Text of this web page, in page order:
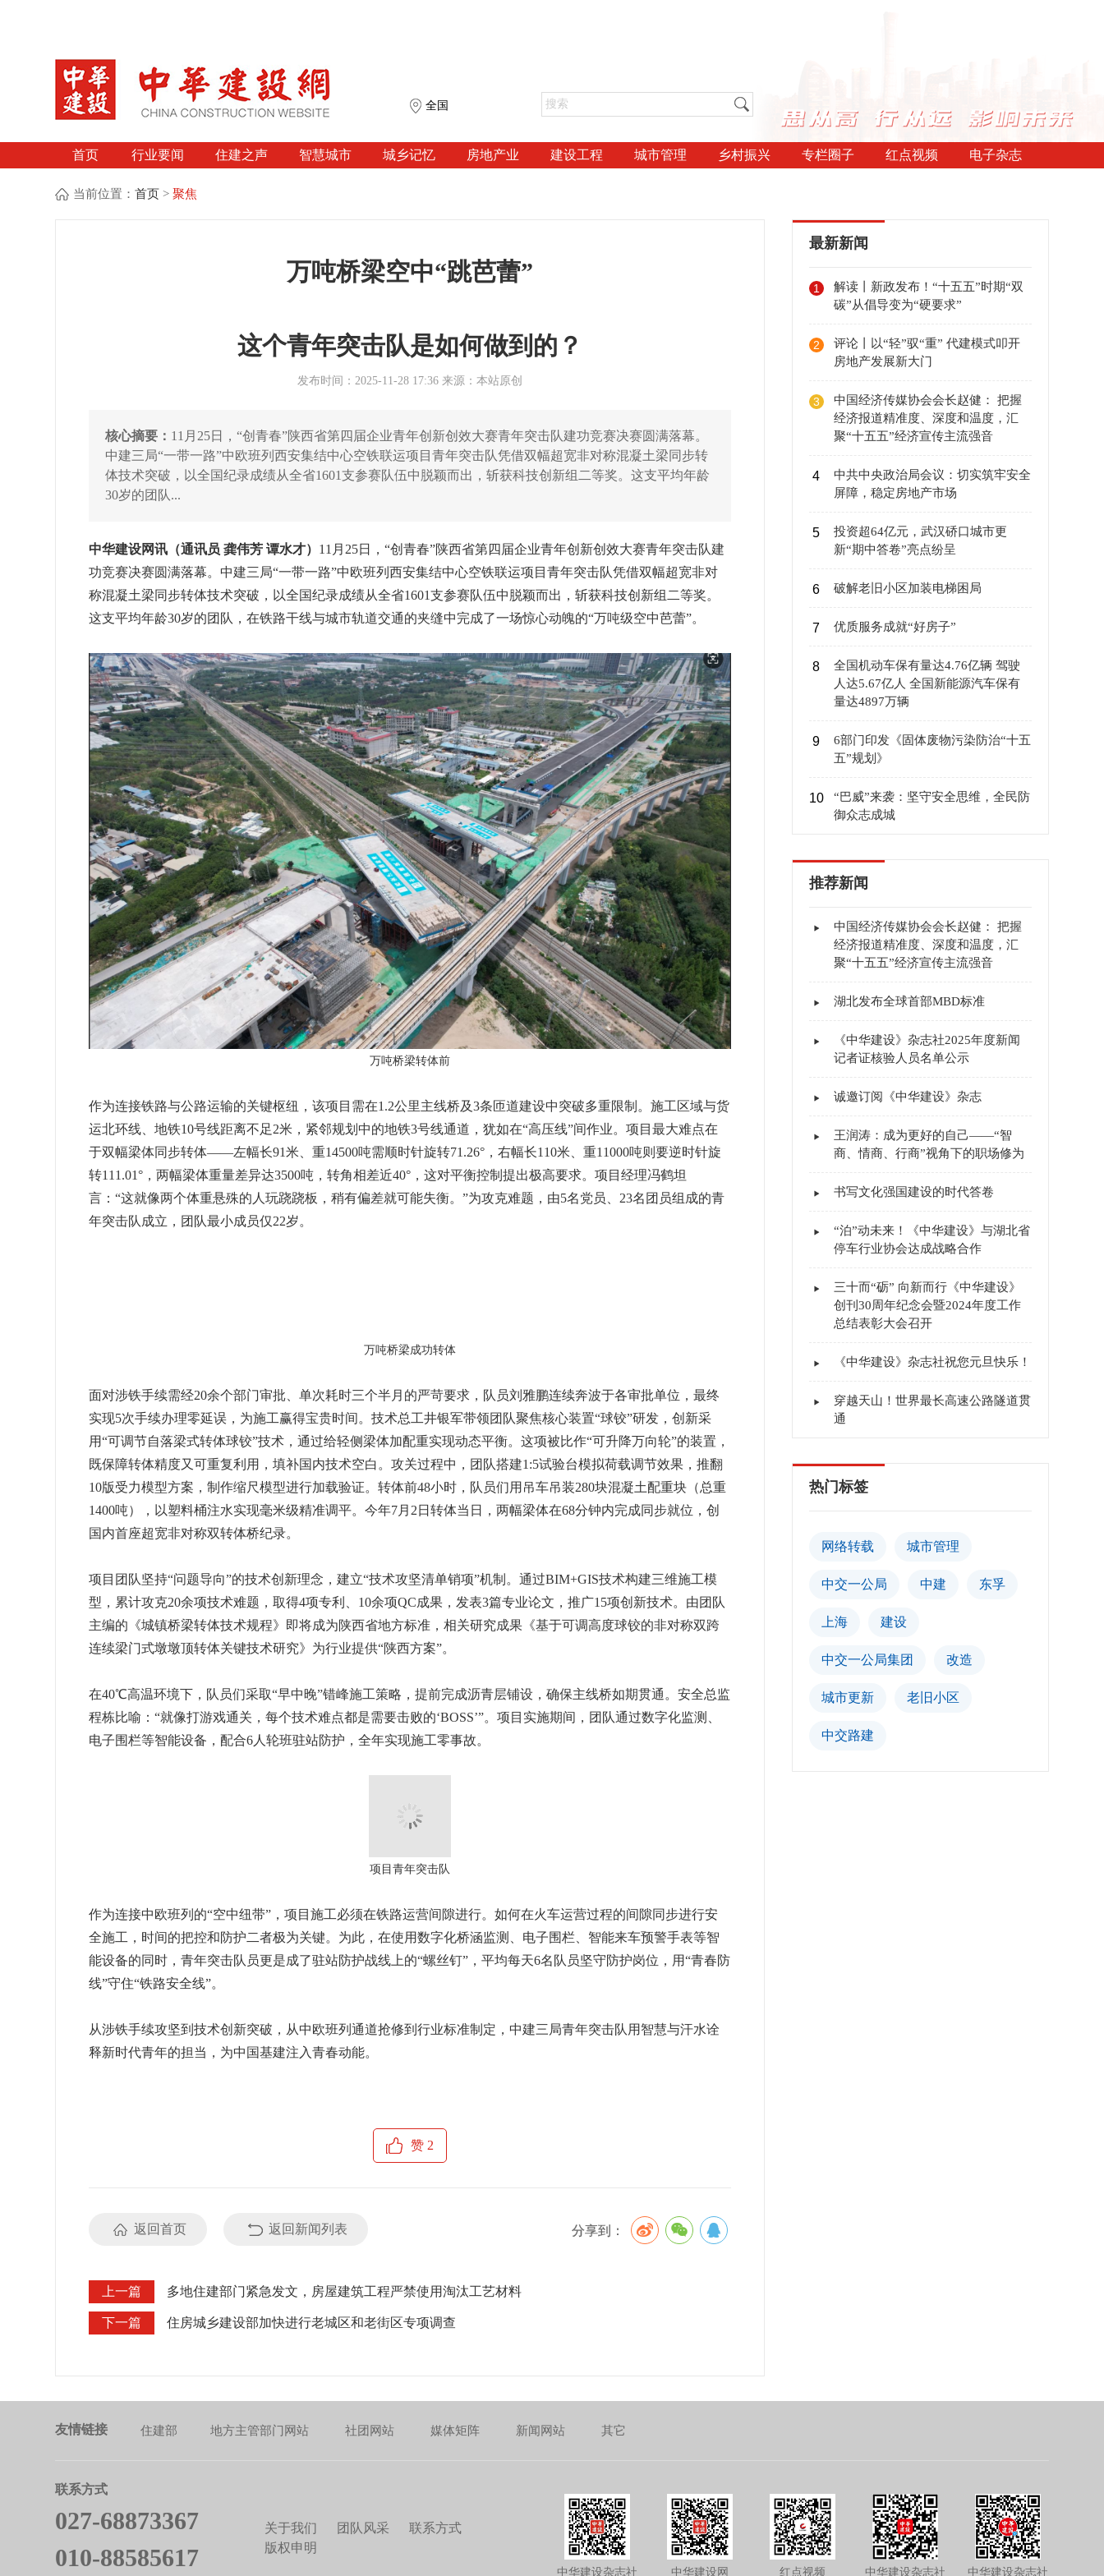
全国
首页 行业要闻 住建之声 智慧城市 城乡记忆 房地产业 建设工程 城市管理 乡村振兴 专栏圈子 红点视频 电子杂志
当前位置：首页 >聚焦
万吨桥梁空中“跳芭蕾”
这个青年突击队是如何做到的？
发布时间：2025-11-28 17:36 来源：本站原创
核心摘要： 11月25日，“创青春”陕西省第四届企业青年创新创效大赛青年突击队建功竞赛决赛圆满落幕。
中建三局“一带一路”中欧班列西安集结中心空铁联运项目青年突击队凭借双幅超宽非对称混凝土梁同步转
体技术突破，以全国纪录成绩从全省1601支参赛队伍中脱颖而出，斩获科技创新组二等奖。这支平均年龄
30岁的团队...
中华建设网讯（通讯员 龚伟芳 谭水才） 11月25日，“创青春”陕西省第四届企业青年创新创效大赛青年突击队建
功竞赛决赛圆满落幕。中建三局“一带一路”中欧班列西安集结中心空铁联运项目青年突击队凭借双幅超宽非对
称混凝土梁同步转体技术突破，以全国纪录成绩从全省1601支参赛队伍中脱颖而出，斩获科技创新组二等奖。
这支平均年龄30岁的团队，在铁路干线与城市轨道交通的夹缝中完成了一场惊心动魄的“万吨级空中芭蕾”。
万吨桥梁转体前
作为连接铁路与公路运输的关键枢纽，该项目需在1.2公里主线桥及3条匝道建设中突破多重限制。施工区域与货
运北环线、地铁10号线距离不足2米，紧邻规划中的地铁3号线通道，犹如在“高压线”间作业。项目最大难点在
于双幅梁体同步转体——左幅长91米、重14500吨需顺时针旋转71.26°，右幅长110米、重11000吨则要逆时针旋
转111.01°，两幅梁体重量差异达3500吨，转角相差近40°，这对平衡控制提出极高要求。项目经理冯鹤坦
言：“这就像两个体重悬殊的人玩跷跷板，稍有偏差就可能失衡。”为攻克难题，由5名党员、23名团员组成的青
年突击队成立，团队最小成员仅22岁。
万吨桥梁成功转体
面对涉铁手续需经20余个部门审批、单次耗时三个半月的严苛要求，队员刘雅鹏连续奔波于各审批单位，最终
实现5次手续办理零延误，为施工赢得宝贵时间。技术总工井银军带领团队聚焦核心装置“球铰”研发，创新采
用“可调节自落梁式转体球铰”技术，通过给轻侧梁体加配重实现动态平衡。这项被比作“可升降万向轮”的装置，
既保障转体精度又可重复利用，填补国内技术空白。攻关过程中，团队搭建1:5试验台模拟荷载调节效果，推翻
10版受力模型方案，制作缩尺模型进行加载验证。转体前48小时，队员们用吊车吊装280块混凝土配重块（总重
1400吨），以塑料桶注水实现毫米级精准调平。今年7月2日转体当日，两幅梁体在68分钟内完成同步就位，创
国内首座超宽非对称双转体桥纪录。
项目团队坚持“问题导向”的技术创新理念，建立“技术攻坚清单销项”机制。通过BIM+GIS技术构建三维施工模
型，累计攻克20余项技术难题，取得4项专利、10余项QC成果，发表3篇专业论文，推广15项创新技术。由团队
主编的《城镇桥梁转体技术规程》即将成为陕西省地方标准，相关研究成果《基于可调高度球铰的非对称双跨
连续梁门式墩墩顶转体关键技术研究》为行业提供“陕西方案”。
在40℃高温环境下，队员们采取“早中晚”错峰施工策略，提前完成沥青层铺设，确保主线桥如期贯通。安全总监
程栋比喻：“就像打游戏通关，每个技术难点都是需要击败的‘BOSS’”。项目实施期间，团队通过数字化监测、
电子围栏等智能设备，配合6人轮班驻站防护，全年实现施工零事故。
项目青年突击队
作为连接中欧班列的“空中纽带”，项目施工必须在铁路运营间隙进行。如何在火车运营过程的间隙同步进行安
全施工，时间的把控和防护二者极为关键。为此，在使用数字化桥涵监测、电子围栏、智能来车预警手表等智
能设备的同时，青年突击队员更是成了驻站防护战线上的“螺丝钉”，平均每天6名队员坚守防护岗位，用“青春防
线”守住“铁路安全线”。
从涉铁手续攻坚到技术创新突破，从中欧班列通道抢修到行业标准制定，中建三局青年突击队用智慧与汗水诠
释新时代青年的担当，为中国基建注入青春动能。
赞 2
返回首页 返回新闻列表 分享到：
上一篇 多地住建部门紧急发文，房屋建筑工程严禁使用淘汰工艺材料
下一篇 住房城乡建设部加快进行老城区和老街区专项调查
最新新闻
1
解读丨新政发布！“十五五”时期“双
碳”从倡导变为“硬要求”
2
评论丨以“轻”驭“重” 代建模式叩开
房地产发展新大门
3
中国经济传媒协会会长赵健： 把握
经济报道精准度、深度和温度，汇
聚“十五五”经济宣传主流强音
4
中共中央政治局会议：切实筑牢安全
屏障，稳定房地产市场
5
投资超64亿元，武汉硚口城市更
新“期中答卷”亮点纷呈
6 破解老旧小区加装电梯困局
7 优质服务成就“好房子”
8
全国机动车保有量达4.76亿辆 驾驶
人达5.67亿人 全国新能源汽车保有
量达4897万辆
9
6部门印发《固体废物污染防治“十五
五”规划》
10
“巴威”来袭：坚守安全思维，全民防
御众志成城
推荐新闻
中国经济传媒协会会长赵健： 把握
经济报道精准度、深度和温度，汇
聚“十五五”经济宣传主流强音
湖北发布全球首部MBD标准
《中华建设》杂志社2025年度新闻
记者证核验人员名单公示
诚邀订阅《中华建设》杂志
王润涛：成为更好的自己——“智
商、情商、行商”视角下的职场修为
书写文化强国建设的时代答卷
“泊”动未来！《中华建设》与湖北省
停车行业协会达成战略合作
三十而“砺” 向新而行《中华建设》
创刊30周年纪念会暨2024年度工作
总结表彰大会召开
《中华建设》杂志社祝您元旦快乐！
穿越天山！世界最长高速公路隧道贯
通
热门标签
网络转载 城市管理
中交一公局 中建 东孚
上海 建设
中交一公局集团 改造
城市更新 老旧小区
中交路建
友情链接 住建部 地方主管部门网站 社团网站 媒体矩阵 新闻网站 其它
联系方式
027-68873367
010-88585617
关于我们 团队风采
联系方式
版权申明
中华建设杂志社 中华建设网 红点视频 中华建设杂志社 中华建设杂志社